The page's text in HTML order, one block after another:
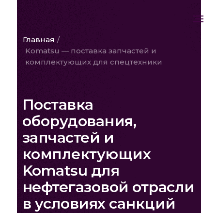
Главная /
Komatsu — поставка запчастей и
комплектующих для спецтехники
Поставка
оборудования,
запчастей и
комплектующих
Komatsu для
нефтегазовой отрасли
в условиях санкций